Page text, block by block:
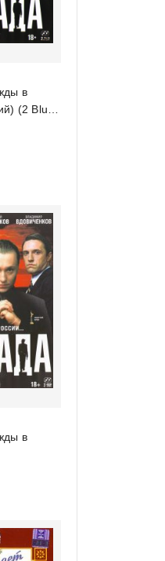
в
(2 Blu-
в